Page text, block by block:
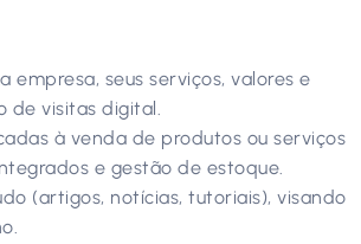
empresa, seus serviços, valores e
de visitas digital.
à venda de produtos ou serviços
e gestão de estoque.
(artigos, notícias, tutoriais), visando